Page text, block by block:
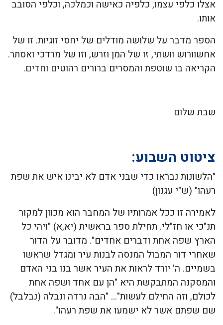
אצלו כלפי עצמו, כלפיה כאישה וכמלכה, וכלפי הסובב
אותו.
הספר מדבר על שלושה מודלים של יחסי זוגיות. זו של
אחשוורוש וושתי, זו של המן וזרש, וזו של מרדכי ואסתר.
הקריאה בו שוטפת והמסרים ברורים רהוטים וחדים.
שבת שלום
ציטוט השבוע:
"הלשונות נבראו כדי שבני אדם לא יבינו איש את שפת
רעהו" (ש"י עגנון)
לאמירה זו ככל אמרותיו של המחבר הוא מכוון למקור
תנ"כי או חז"לי. תחילת ספר בראשית (יא,א) "ויהי כל
הארץ שפה אחת ודברים אחדים". מדובר על הדור
שאחרי דור המבול המנסה לבנות עיר ומגדל שראשו
בשמיים. ה' יורד לראות את העיר אשר בנו בני האדם
והמסקנה המתבקשת היא "הן עם אחד ושפה אחת
לכולם, וזה החילם לעשות"... "הבה נרדה ונבלה (נבלבל)
שם שפתם אשר לא ישמעו את שפת רעהו".